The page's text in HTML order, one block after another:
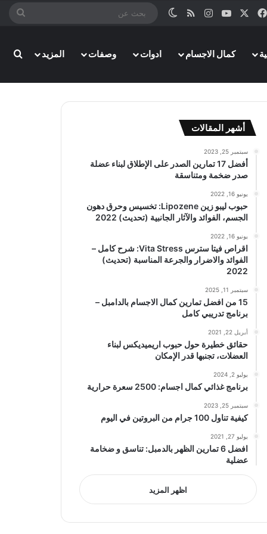
فيسبوك ‫YouTubeانستقرامملخص الموقع RSS
الوضع المظلم
كمال الاجسام ادوات وصفات المزيد
أشهر المقالات
سبتمبر 25, 2023
أفضل 17 تمارين الصدر على الإطلاق لبناء عضلة
صدر ضخمة ومتناسقة
يونيو 16, 2022
حبوب ليبو زين Lipozene: تخسيس وحرق دهون
الجسم، الفوائد والآثار الجانبية (تحديث) 2022
يونيو 16, 2022
اقراص فيتا سترس Vita Stress: شرح كامل –
الفوائد والاضرار والجرعة المناسبة (تحديث)
2022
سبتمبر 11, 2025
15 من افضل تمارين كمال الاجسام بالدامبل –
برنامج تدريبي كامل
أبريل 22, 2021
حقائق خطيرة حول حبوب اريميديكس لبناء
العضلات، تجنبها قدر الإمكان
يوليو 2, 2024
برنامج غذائي كمال اجسام: 2500 سعرة حرارية
سبتمبر 25, 2023
كيفية تناول 100 جرام من البروتين في اليوم
يوليو 27, 2021
افضل 6 تمارين الظهر بالدمبل: تناسق و ضخامة
عضلية
اظهر المزيد